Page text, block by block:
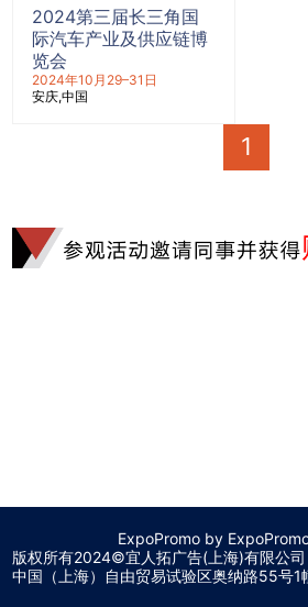
2024第三届长三角国
际汽车产业及供应链博
览会
2024年10月29–31日
安庆 中国
1
ExpoPromo by
版权所有2024©宜人拓广告(上海)有限公司
中国（上海）自由贸易试验区奥纳路55号1